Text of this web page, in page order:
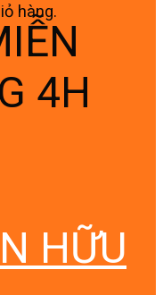
hàng.
4H
HỮU